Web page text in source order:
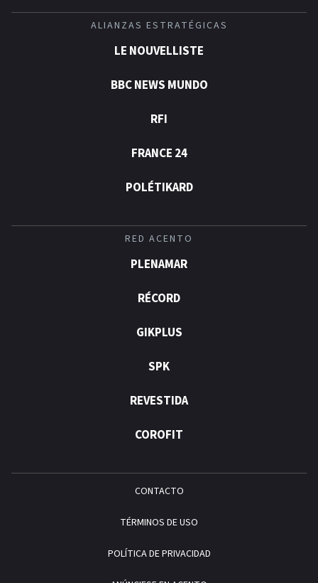
ALIANZAS ESTRATÉGICAS
LE NOUVELLISTE
BBC NEWS MUNDO
RFI
FRANCE 24
POLÉTIKARD
RED ACENTO
PLENAMAR
RÉCORD
GIKPLUS
SPK
REVESTIDA
COROFIT
CONTACTO
TÉRMINOS DE USO
POLÍTICA DE PRIVACIDAD